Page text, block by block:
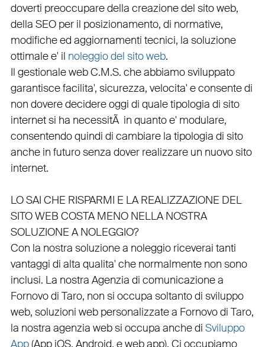
doverti preoccupare della creazione del sito web,
della SEOper il posizionamento, di normative,
modifiche ed aggiornamenti tecnici, la soluzione
ottimale e' il noleggio del sito web.
Il gestionale web C.M.S. che abbiamo sviluppato
garantiscefacilita', sicurezza, velocita' e consente di
non dovere decidere oggi di quale tipologia di sito
internet si ha necessitÃ in quanto e' modulare,
consentendo quindi di cambiare la tipologia di sito
anche in futuro senza dover realizzare un nuovo sito
internet.
LO SAI CHE RISPARMI E LA REALIZZAZIONE DEL
SITO WEB COSTA MENO NELLA NOSTRA
SOLUZIONE A NOLEGGIO?
Con la nostra soluzione a noleggio riceverai tanti
vantaggi di alta qualita' che normalmente non sono
inclusi. La nostra Agenzia di comunicazione a
Fornovo di Taro, non si occupa soltanto di sviluppo
web, soluzioni web personalizzate a Fornovo di Taro,
la nostra agenzia websi occupa anche di Sviluppo
App(App iOS, Android, eweb app). Ci occupiamo